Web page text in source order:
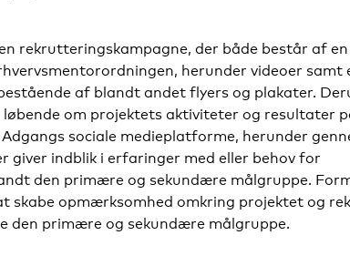
rekrutteringskampagne, der både består af
herunder videoer samt
af blandt andet flyers og plakater.
løbende om projektets aktiviteter og resultater
sociale medieplatforme, herunder
giver indblik i erfaringer med eller behov for
den primære og sekundære målgruppe.
skabe opmærksomhed omkring projektet og
den primære og sekundære målgruppe.